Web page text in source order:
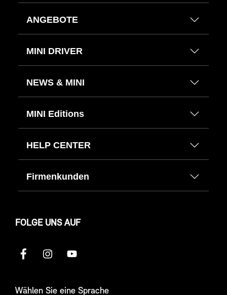
ANGEBOTE
MINI DRIVER
NEWS & MINI
MINI Editions
HELP CENTER
Firmenkunden
FOLGE UNS AUF
Wählen Sie eine Sprache